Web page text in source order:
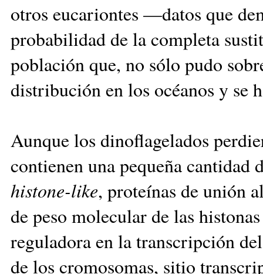
otros eucariontes —datos que
probabilidad de la completa
población que, no sólo pudo
distribución en los océanos y se
Aunque los dinoflagelados
contienen una pequeña cantidad
histone-like, proteínas de unión
de peso molecular de las
reguladora en la transcripción
de los cromosomas, sitio